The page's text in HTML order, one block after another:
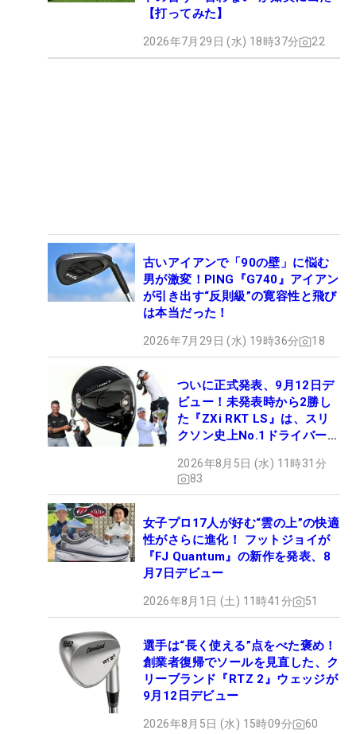
【打ってみた】
2026年7月29日 (水) 18時37分 22
古いアイアンで「90の壁」に悩む
男が激変！PING『G740』アイアン
が引き出す“反則級”の寛容性と飛び
は本当だった！
2026年7月29日 (水) 19時36分 18
ついに正式発表、9月12日デ
ビュー！未発表時から2勝し
た『ZXi RKT LS』は、スリ
クソン史上No.1ドライバー!?
2026年8月5日 (水) 11時31分
83
女子プロ17人が好む“雲の上”の快適
性がさらに進化！ フットジョイが
『FJ Quantum』の新作を発表、8
月7日デビュー
2026年8月1日 (土) 11時41分 51
選手は“長く使える”点をべた褒め！
創業者復帰でソールを見直した、ク
リーブランド『RTZ 2』ウェッジが
9月12日デビュー
2026年8月5日 (水) 15時09分 60